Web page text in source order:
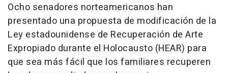
Ocho senadores norteamericanos han
presentado una propuesta de modificación de la
Ley estadounidense de Recuperación de Arte
Expropiado durante el Holocausto (HEAR) para
que sea más fácil que los familiares recuperen